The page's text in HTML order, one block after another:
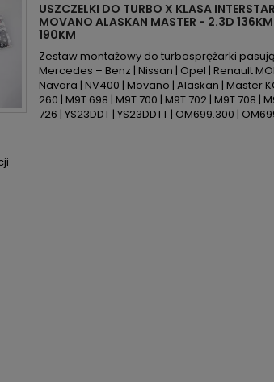
USZCZELKI DO TURBO X KLASA
MOVANO ALASKAN MASTER - 2.3D
190KM
Zestaw montażowy do turbosprężarki
Mercedes – Benz | Nissan | Opel | Renault
Navara | NV400 | Movano | Alaskan | Master
260 | M9T 698 | M9T 700 | M9T 702 | M9T 708 |
726 | YS23DDT | YS23DDTT | OM699.300 |